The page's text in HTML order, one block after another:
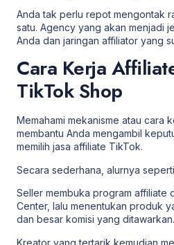
Anda tak perlu repot mengontak
satu. Agency yang akan menjadi
Anda dan jaringan affiliator yang
Cara Kerja
TikTok Shop
Memahami mekanisme atau cara
membantu Anda mengambil
memilih jasa affiliate TikTok.
Secara sederhana, alurnya
Seller membuka program affiliate
Center, lalu menentukan produk
dan besar komisi yang ditawarkan.
Kreator yang tertarik kemudian